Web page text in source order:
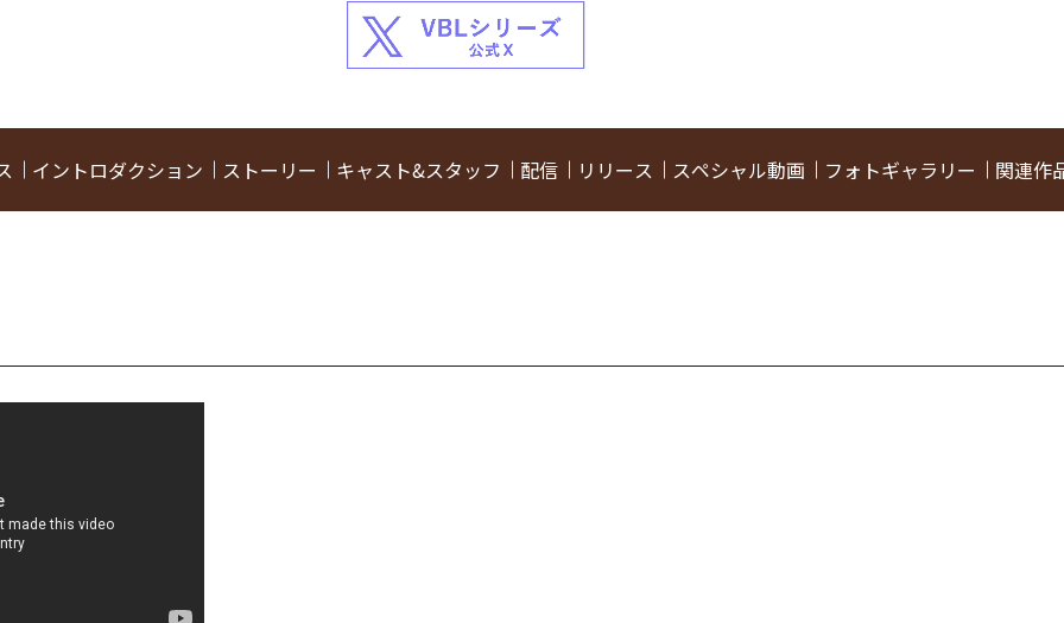
イントロダクション ストーリー キャスト&スタッフ 配信 リリース スペシャル動画 フォトギャラリー 関連作